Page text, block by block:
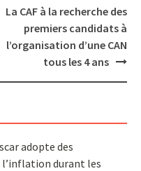
La CAF à la recherche des
premiers candidats à
l’organisation d’une CAN
tous les 4 ans
adopte des
durant les